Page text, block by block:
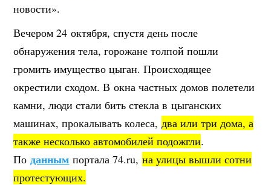
новости».
Вечером 24 октября, спустя день после
обнаружения тела, горожане толпой пошли
громить имущество цыган. Происходящее
окрестили сходом. В окна частных домов полетели
камни, люди стали бить стекла в цыганских
машинах, прокалывать колеса, два или три дома, а
также несколько автомобилей подожгли.
По данным портала 74.ru,на улицы вышли сотни
протестующих.